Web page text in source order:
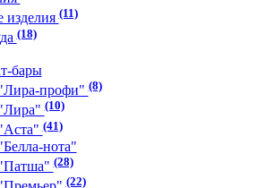
изделия(11)
(18)
бары
профи"(8)
"Лира"(10)
(41)
нота"
"Патша"(28)
(22)